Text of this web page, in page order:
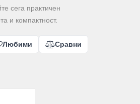
сега практичен
и компактност.
Любими Сравни